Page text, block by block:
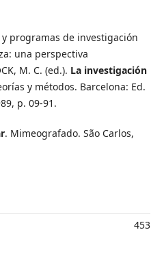
y programas de investigación
una perspectiva
M. C. (ed.). La investigación
y métodos. Barcelona: Ed.
p. 09-91.
. Mimeografado. São Carlos,
453